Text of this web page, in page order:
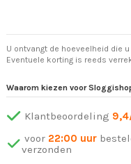
U ontvangt de hoeveelheid die
Eventuele korting is reeds
Waarom kiezen voor
Klantbeoordeling
voor 22:00 uur
verzonden